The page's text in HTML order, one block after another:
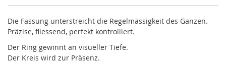
Die Fassung unterstreicht die Regelmässigkeit des Ganzen.
Präzise, fliessend, perfekt kontrolliert.
Der Ring gewinnt an visueller Tiefe.
Der Kreis wird zur Präsenz.